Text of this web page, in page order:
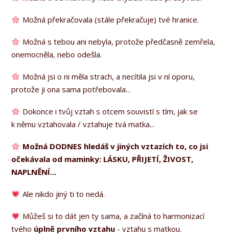
Možná překračovala (stále překračuje) tvé hranice.
Možná s tebou ani nebyla, protože předčasně zemřela,
onemocněla, nebo odešla.
Možná jsi o ni měla strach, a necítila jsi v ní oporu,
protože ji ona sama potřebovala...
Dokonce i tvůj vztah s otcem souvistí s tím, jak se
k němu vztahovala / vztahuje tvá matka...
Možná DODNES hledáš v jiných vztazích to, co jsi
očekávala od maminky: LÁSKU, PŘIJETÍ, ŽIVOST,
NAPLNĚNÍ...
Ale nikdo jiný ti to nedá.
Můžeš si to dát jen ty sama, a začíná to harmonizací
tvého úplně prvního vztahu - vztahu s matkou.